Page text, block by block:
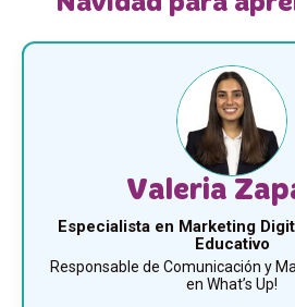
Valeria
Especialista en Marketing
Educativo
Responsable de Comunicación y
en What’s Up!